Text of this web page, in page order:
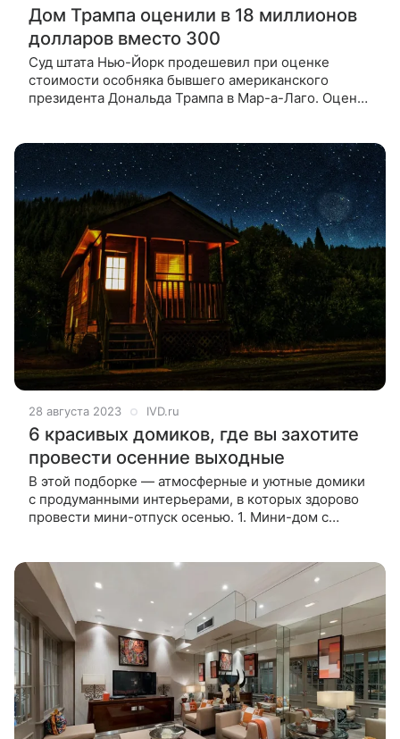
Дом Трампа оценили в 18 миллионов
долларов вместо 300
Суд штата Нью-Йорк продешевил при оценке
стоимости особняка бывшего американского
президента Дональда Трампа в Мар-а-Лаго. Оценив
28 августа 2023 IVD.ru
6 красивых домиков, где вы захотите
провести осенние выходные
В этой подборке — атмосферные и уютные домики
с продуманными интерьерами, в которых здорово
провести мини-отпуск осенью. 1. Мини-дом с